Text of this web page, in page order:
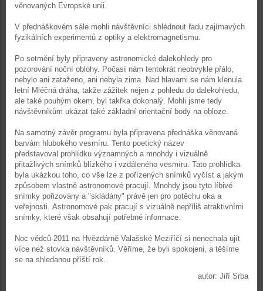
věnovaných Evropské unii.
V přednáškovém sále mohli návštěvníci shlédnout řadu zajímavých
fyzikálních experimentů z optiky a elektromagnetismu.
Po setmění byly připraveny astronomické dalekohledy pro
pozorování noční oblohy. Počasí nám tentokrát neobvykle přálo,
nebylo ani zataženo, ani nebyla zima. Nad hlavami se nám klenula
letní Mléčná dráha, takže zážitek nejen z pohledu do dalekohledu,
ale také pouhým okem, byl takřka dokonalý. Mohli jsme tedy
návštěvníkům ukázat také základní orientační body na obloze.
Na samotný závěr programu byla připravena přednáška věnovaná
barvám hlubokého vesmíru. Tento poetický název
představoval prohlídku významných a mnohdy i vizuálně
přitažlivých snímků blízkého i vzdáleného vesmíru. Tato prohlídka
byla ukázkou toho, co vše lze z pořízených snímků vyčíst a jakým
způsobem vlastně astronomové pracují. Mnohdy jsou tyto líbivé
snímky pořizovány a "skládány" právě jen pro potěchu oka a
veřejnosti. Astronomové pak pracují s vizuálně nepříliš atraktivními
snímky, které však obsahují potřebné informace.
Noc vědců 2011 na Hvězdárně Valašské Meziříčí si nenechala ujít
více než stovka návštěvníků. Věříme, že byli spokojeni, a těšíme
se na shledanou příští rok.
autor: Jiří Srba